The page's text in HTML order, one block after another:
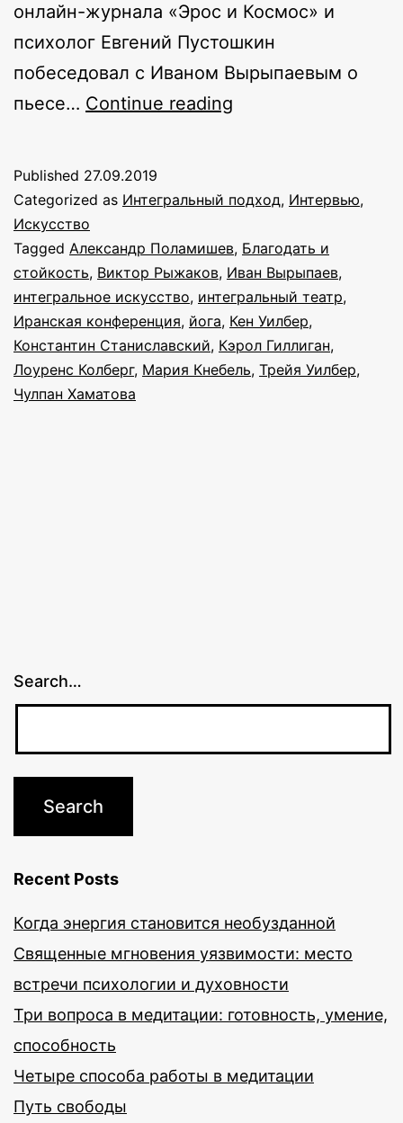
онлайн-журнала «Эрос и Космос» и
психолог Евгений Пустошкин
побеседовал с Иваном Вырыпаевым о
пьесе… Continue reading
и
Пустошкина
об
«Иранской
конференции»
Published 27.09.2019
Categorized as Интегральный подход, Интервью,
Искусство
Tagged Александр Поламишев, Благодать и
стойкость, Виктор Рыжаков, Иван Вырыпаев,
интегральное искусство, интегральный театр,
Иранская конференция, йога, Кен Уилбер,
Константин Станиславский, Кэрол Гиллиган,
Лоуренс Колберг, Мария Кнебель, Трейя Уилбер,
Чулпан Хаматова
Search…
Recent Posts
Когда энергия становится необузданной
Священные мгновения уязвимости: место
встречи психологии и духовности
Три вопроса в медитации: готовность, умение,
способность
Четыре способа работы в медитации
Путь свободы